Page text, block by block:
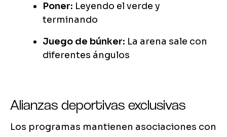
Poner: Leyendo el verde y
terminando
Juego de búnker: La arena sale con
diferentes ángulos
Alianzas deportivas exclusivas
Los programas mantienen asociaciones con